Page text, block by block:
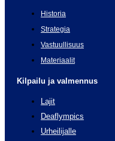
Historia
Strategia
Vastuullisuus
Materiaalit
Kilpailu ja valmennus
Lajit
Deaflympics
Urheilijalle